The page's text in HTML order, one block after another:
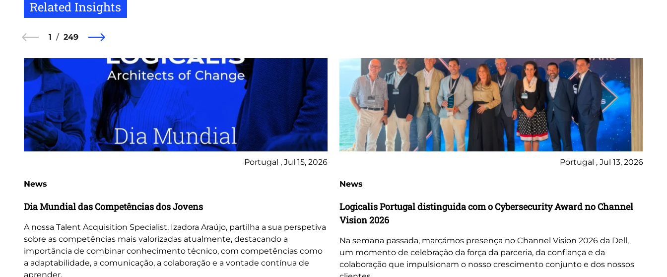
Related Insights
1 249
Portugal , Jul 15, 2026
News
Dia Mundial das Competências dos Jovens
A nossa Talent Acquisition Specialist, Izadora Araújo, partilha a sua perspetiva
sobre as competências mais valorizadas atualmente, destacando a
importância de combinar conhecimento técnico, com competências como
a adaptabilidade, a comunicação, a colaboração e a vontade contínua de
aprender.
Portugal , Jul 13, 2026
News
Logicalis Portugal distinguida com o Cybersecurity Award no Channel
Vision 2026
Na semana passada, marcámos presença no Channel Vision 2026 da Dell,
um momento de celebração da força da parceria, da confiança e da
colaboração que impulsionam o nosso crescimento conjunto e dos nossos